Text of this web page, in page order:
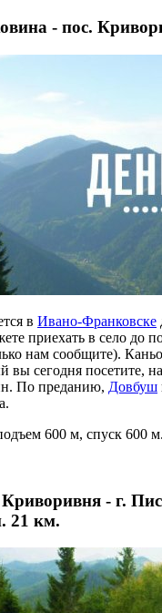
- пос.
в Ивано-Франковске
приехать в село до
нам сообщите).
вы сегодня посетите,
По преданию, Довбуш
600 м, спуск 600 м.
Криворивня - г.
21 км.